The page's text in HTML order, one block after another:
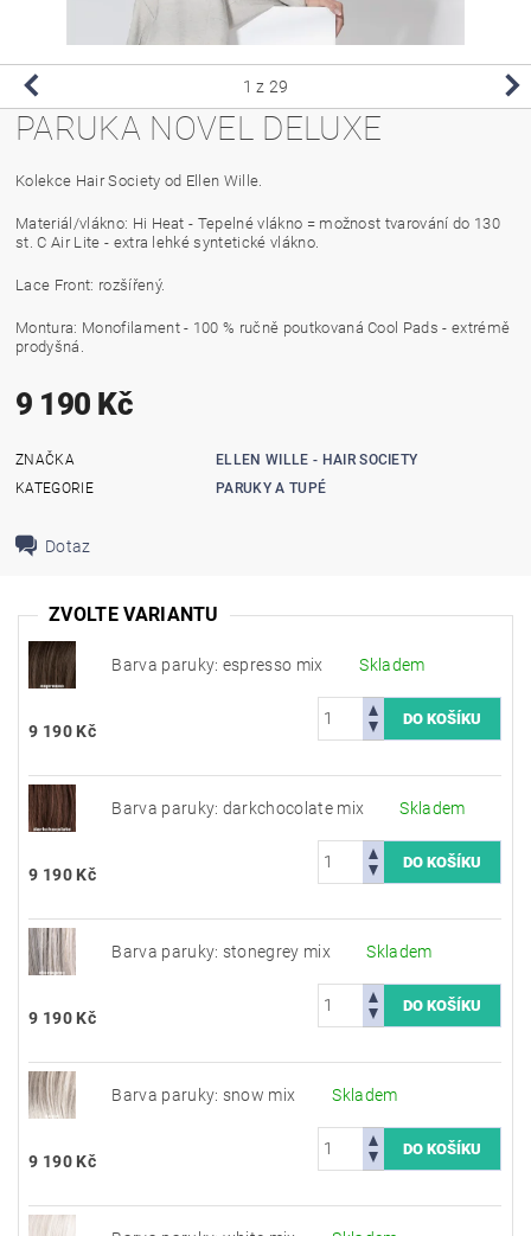
1 z 29
PARUKA NOVEL DELUXE
Kolekce Hair Society od Ellen Wille.
Materiál/vlákno: Hi Heat - Tepelné vlákno = možnost tvarování do 130
st. C Air Lite - extra lehké syntetické vlákno.
Lace Front: rozšířený.
Montura: Monofilament - 100 % ručně poutkovaná Cool Pads - extrémě
prodyšná.
9 190 Kč
ZNAČKA
ELLEN WILLE - HAIR SOCIETY
KATEGORIE
PARUKY A TUPÉ
Dotaz
ZVOLTE VARIANTU
Barva paruky: espresso mix Skladem
9 190 Kč
Barva paruky: darkchocolate mix Skladem
9 190 Kč
Barva paruky: stonegrey mix Skladem
9 190 Kč
Barva paruky: snow mix Skladem
9 190 Kč